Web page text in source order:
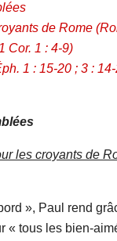
de Rome
Cor. 1 : 4-9)
ph. 1 : 15-20 ; 3 :
les croyants de
», Paul rend
« tous les bien-